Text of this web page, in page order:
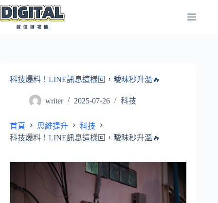
跳
至
科技爆料！LINE訊息這樣回，曖昧秒升溫🔥
writer 2025-07-26 科技
首頁 思維提升
科技
科技爆料！LINE訊息這樣回，曖昧秒升溫🔥